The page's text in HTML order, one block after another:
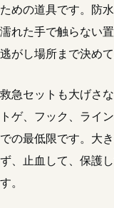
ための道具です。防
濡れた手で触らない
逃がし場所まで決めて
救急セットも大げさ
トゲ、フック、ライ
での最低限です。大
ず、止血して、保護
す。